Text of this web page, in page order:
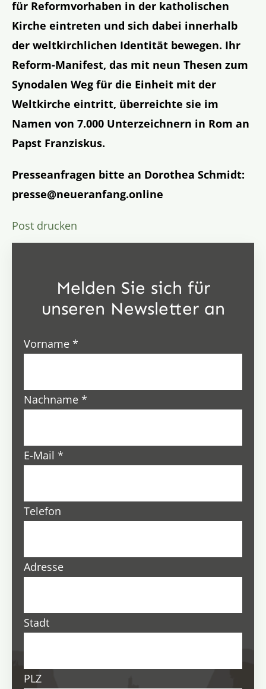
für Reformvorhaben in der katholischen
Kirche eintreten und sich dabei innerhalb
der weltkirchlichen Identität bewegen. Ihr
Reform-Manifest, das mit neun Thesen zum
Synodalen Weg für die Einheit mit der
Weltkirche eintritt, überreichte sie im
Namen von 7.000 Unterzeichnern in Rom an
Papst Franziskus.
Presseanfragen bitte an Dorothea Schmidt:
presse@neueranfang.online
Post drucken
Melden Sie sich für
unseren Newsletter an
Vorname*
Nachname*
E-Mail*
Telefon
Adresse
Stadt
PLZ